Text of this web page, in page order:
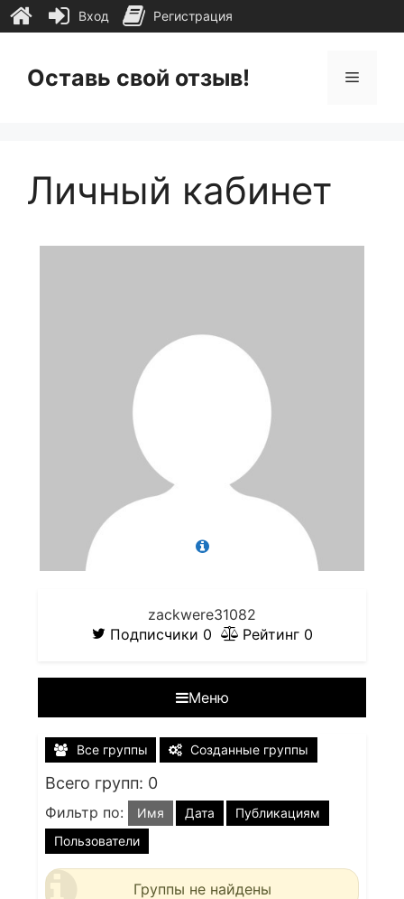
содержимому
Оставь свой отзыв! Меню
Личный кабинет
zackwere31082
Подписчики 0 Рейтинг 0
Меню
Все группы Созданные группы
Всего групп: 0
Фильтр по: Имя Дата
Публикациям
Пользователи
Группы не найдены
Вход Регистрация